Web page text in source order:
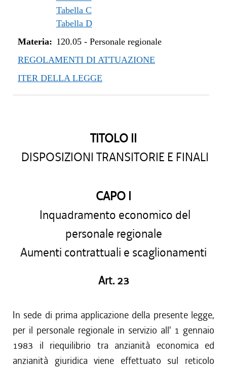
Tabella C
Tabella D
Materia: 120.05- Personale regionale
REGOLAMENTI DI ATTUAZIONE
ITER DELLA LEGGE
TITOLO II
DISPOSIZIONI TRANSITORIE E FINALI
CAPO I
Inquadramento economico del
personale regionale
Aumenti contrattuali e scaglionamenti
Art. 23
In sede di prima applicazione della presente legge,
per il personale regionale in servizio all' 1 gennaio
1983 il riequilibrio tra anzianità economica ed
anzianità giuridica viene effettuato sul reticolo